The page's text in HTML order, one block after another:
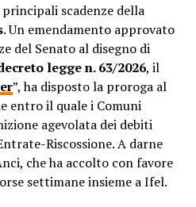
scadenze della
. Un emendamento approvato
del Senato al disegno di
legge n. 63/2026, il
”, ha disposto la proroga al
entro il quale i Comuni
agevolata dei debiti
Riscossione. A darne
che ha accolto con favore
settimane insieme a Ifel.